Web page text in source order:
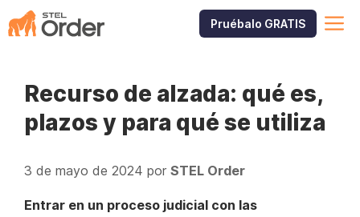
Saltar
al
Pruébalo GRATIS
Recurso de alzada: qué es,
plazos y para qué se utiliza
3 de mayo de 2024 por STEL Order
Entrar en un proceso judicial con las